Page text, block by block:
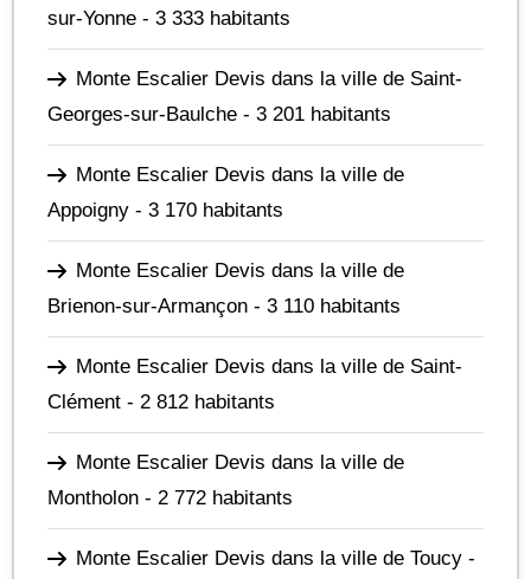
sur-Yonne - 3 333 habitants
Monte Escalier Devis dans la ville de Saint-
Georges-sur-Baulche - 3 201 habitants
Monte Escalier Devis dans la ville de
Appoigny - 3 170 habitants
Monte Escalier Devis dans la ville de
Brienon-sur-Armançon - 3 110 habitants
Monte Escalier Devis dans la ville de Saint-
Clément - 2 812 habitants
Monte Escalier Devis dans la ville de
Montholon - 2 772 habitants
Monte Escalier Devis dans la ville de Toucy -